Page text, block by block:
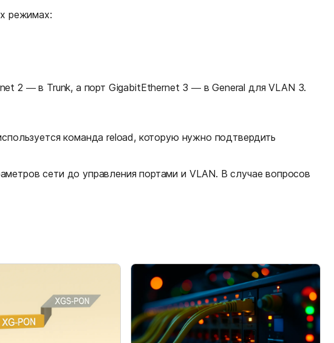
режимах:
2 — в Trunk, а порт GigabitEthernet 3 — в General для VLAN 3.
команда reload, которую нужно подтвердить
сети до управления портами и VLAN. В случае вопросов